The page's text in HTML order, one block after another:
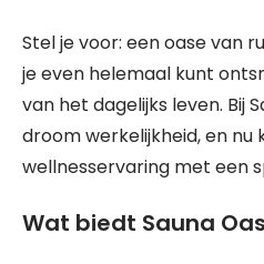
Stel je voor: een oase van
je even helemaal kunt
van het dagelijks leven. Bij
droom werkelijkheid, en nu
wellnesservaring met een
Wat biedt Sauna